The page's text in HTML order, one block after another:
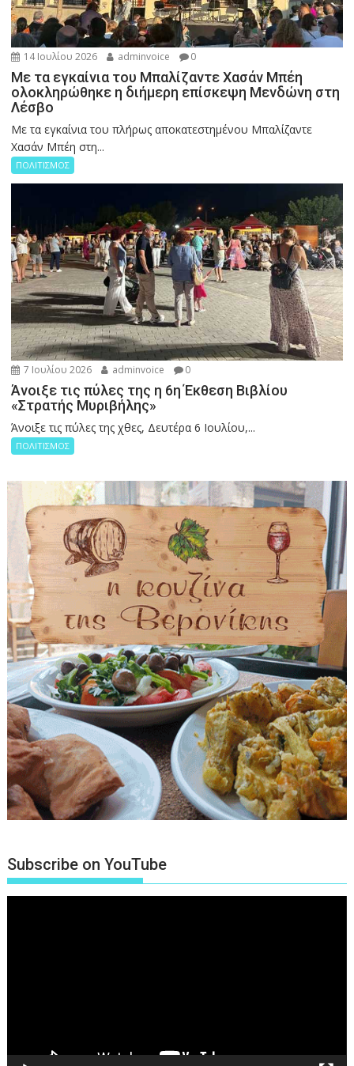
14 Ιουλίου 2026 adminvoice 0
Με τα εγκαίνια του Μπαλίζαντε Χασάν Μπέη
ολοκληρώθηκε η διήμερη επίσκεψη Μενδώνη στη
Λέσβο
Με τα εγκαίνια του πλήρως αποκατεστημένου Μπαλίζαντε
Χασάν Μπέη στη...
ΠΟΛΙΤΙΣΜΟΣ
7 Ιουλίου 2026 adminvoice 0
Άνοιξε τις πύλες της η 6η Έκθεση Βιβλίου
«Στρατής Μυριβήλης»
Άνοιξε τις πύλες της χθες, Δευτέρα 6 Ιουλίου,...
ΠΟΛΙΤΙΣΜΟΣ
Subscribe on YouTube